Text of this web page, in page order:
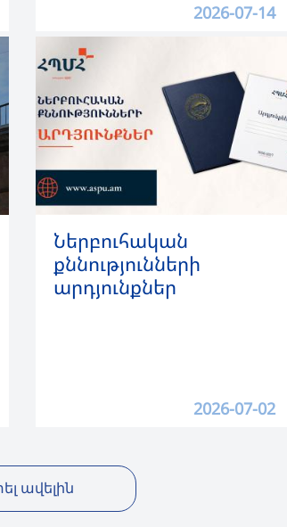
2026-07-14
Ներբուհական
քննությունների
արդյունքներ
2026-07-02
ավելին